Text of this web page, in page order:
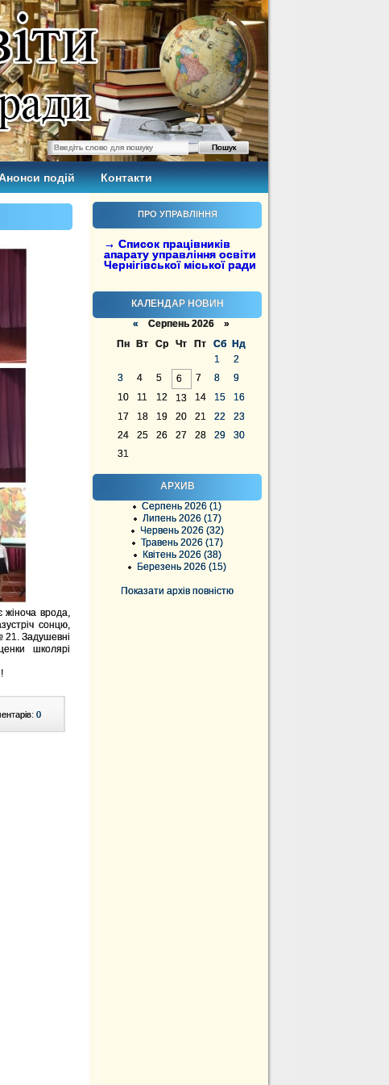
подій Контакти
ПРО УПРАВЛІННЯ
→ Список працівників
апарату управління освіти
Чернігівської міської ради
КАЛЕНДАР НОВИН
« Серпень 2026 »
Пн
Вт Ср Чт Пт Сб
Нд
1
2
3
4 5 6 7 8
9
10
11 12 13 14 15
16
17
18 19 20 21 22
23
24
25 26 27 28 29
30
31
АРХИВ
Серпень 2026 (1)
Липень 2026 (17)
Червень 2026 (32)
Травень 2026 (17)
Квітень 2026 (38)
Березень 2026 (15)
Показати архів повністю
жіноча врода,
сонцю,
21. Задушевні
школярі
0